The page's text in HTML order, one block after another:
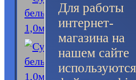
Для работы
интернет-
магазина на
нашем сайте
используются